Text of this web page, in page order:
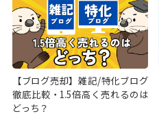
【ブログ売却】雑記/特化ブログ
徹底比較・1.5倍高く売れるのは
どっち？